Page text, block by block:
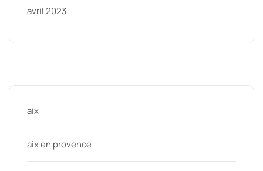
avril 2023
aix
aix en provence